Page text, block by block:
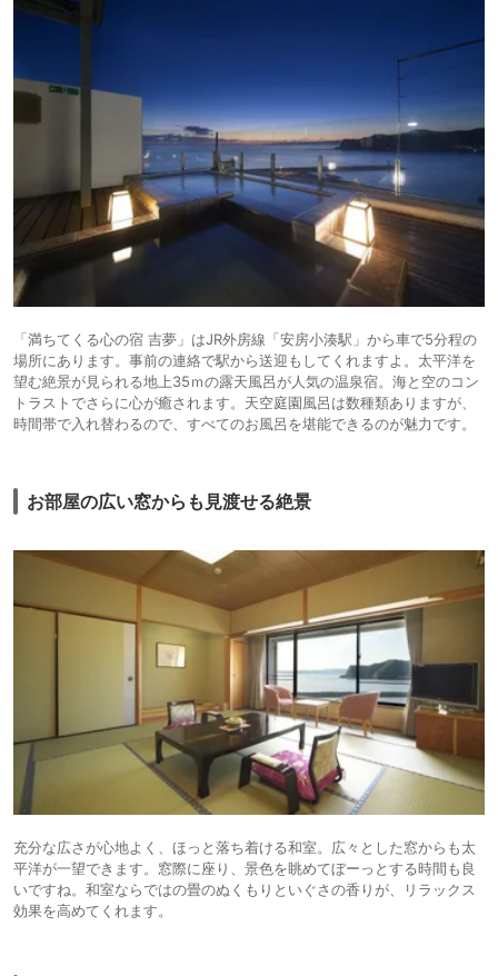
「満ちてくる心の宿 吉夢」はJR外房線「安房小湊駅」から車で5分程の
場所にあります。事前の連絡で駅から送迎もしてくれますよ。太平洋を
望む絶景が見られる地上35ｍの露天風呂が人気の温泉宿。海と空のコン
トラストでさらに心が癒されます。天空庭園風呂は数種類ありますが、
時間帯で入れ替わるので、すべてのお風呂を堪能できるのが魅力です。
お部屋の広い窓からも見渡せる絶景
充分な広さが心地よく、ほっと落ち着ける和室。広々とした窓からも太
平洋が一望できます。窓際に座り、景色を眺めてぼーっとする時間も良
いですね。和室ならではの畳のぬくもりといぐさの香りが、リラックス
効果を高めてくれます。